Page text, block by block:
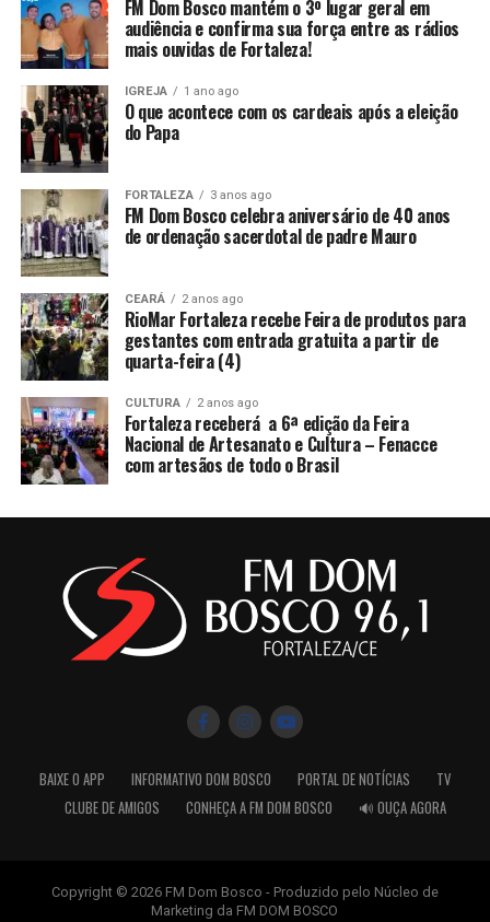
FM Dom Bosco mantém o 3º lugar geral em
audiência e confirma sua força entre as rádios
mais ouvidas de Fortaleza!
IGREJA 1 ano ago
O que acontece com os cardeais após a eleição
do Papa
FORTALEZA 3 anos ago
FM Dom Bosco celebra aniversário de 40 anos
de ordenação sacerdotal de padre Mauro
CEARÁ 2 anos ago
RioMar Fortaleza recebe Feira de produtos para
gestantes com entrada gratuita a partir de
quarta-feira (4)
CULTURA 2 anos ago
Fortaleza receberá a 6ª edição da Feira
Nacional de Artesanato e Cultura – Fenacce
com artesãos de todo o Brasil
BAIXE O APP INFORMATIVO DOM BOSCO PORTAL DE NOTÍCIAS
TV
CLUBE DE AMIGOS
CONHEÇA A FM DOM BOSCO 🔊 OUÇA AGORA
Copyright © 2026 FM Dom Bosco - Produzido pelo Núcleo de
Marketing da FM DOM BOSCO